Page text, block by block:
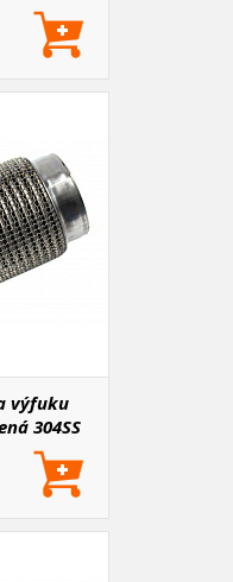
výfuku
304SS